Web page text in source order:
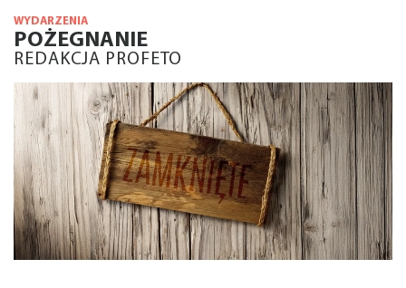
WYDARZENIA
POŻEGNANIE
REDAKCJA PROFETO